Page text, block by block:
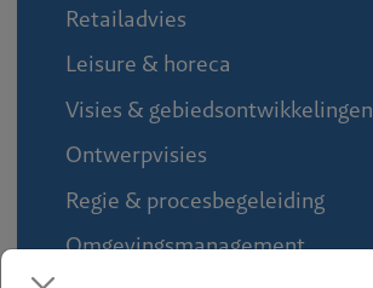
Retailadvies
Leisure & horeca
Visies & gebiedsontwikkelingen
Ontwerpvisies
Regie & procesbegeleiding
Omgevingsmanagement